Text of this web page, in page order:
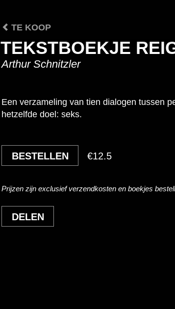
TE KOOP
TEKSTBOEKJE
Arthur Schnitzler
Een verzameling van tien dialogen tussen
hetzelfde doel: seks.
BESTELLEN €12.5
Prijzen zijn exclusief verzendkosten en boekjes
DELEN